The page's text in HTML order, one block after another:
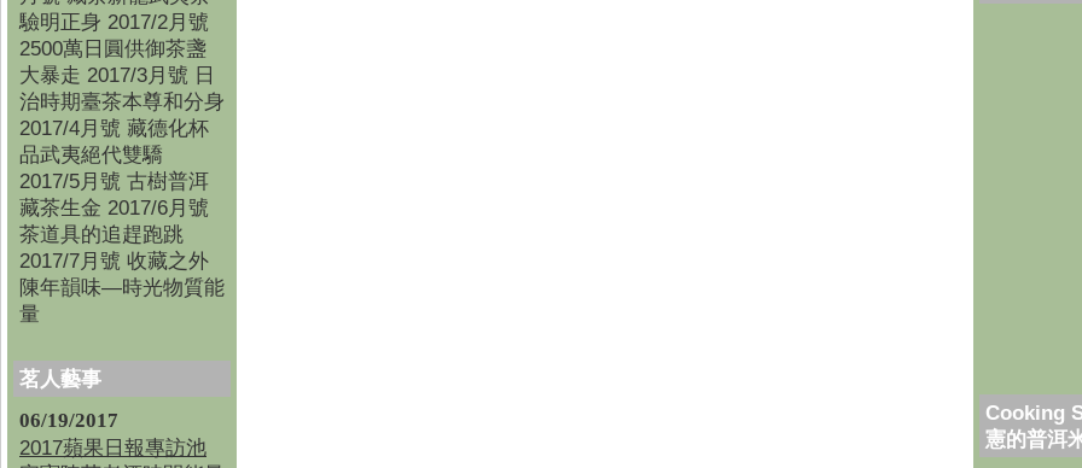
驗明正身 2017/2月號
2500萬日圓供御茶盞
大暴走 2017/3月號 日
治時期臺茶本尊和分身
2017/4月號 藏德化杯
品武夷絕代雙驕
2017/5月號 古樹普洱
藏茶生金 2017/6月號
茶道具的追趕跑跳
2017/7月號 收藏之外
陳年韻味—時光物質能
量
茗人藝事
06/19/2017
2017蘋果日報專訪池
Cooking
憲的普洱